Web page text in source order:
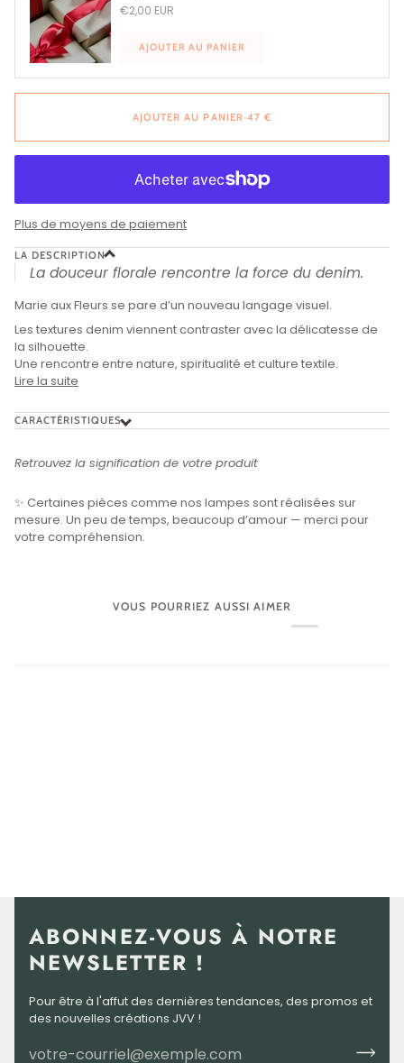
€2,00 EUR
AJOUTER AU PANIER
AJOUTER AU PANIER•47 €
Plus de moyens de paiement
LA DESCRIPTION
La douceur florale rencontre la force du denim.
Marie aux Fleurs se pare d’un nouveau langage visuel.
Les textures denim viennent contraster avec la délicatesse de
la silhouette.
Une rencontre entre nature, spiritualité et culture textile.
Lire la suite
CARACTÉRISTIQUES
Retrouvez la signification de votre produit
✨ Certaines pièces comme nos lampes sont réalisées sur
mesure. Un peu de temps, beaucoup d’amour — merci pour
votre compréhension.
VOUS POURRIEZ AUSSI AIMER
ABONNEZ-VOUS À NOTRE
NEWSLETTER !
Pour être à l'affut des dernières tendances, des promos et
des nouvelles créations JVV !